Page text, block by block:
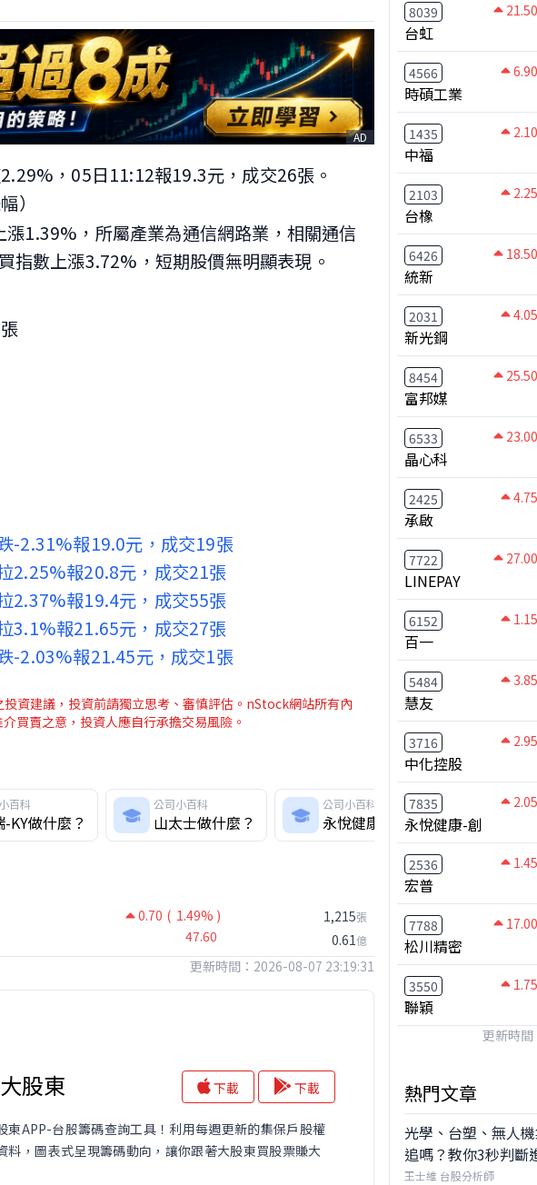
AD
，05日11:12報19.3元，成交26張。
）
漲1.39%，所屬產業為通信網路業，相關通信
指數上漲3.72%，短期股價無明顯表現。
-2.31%報19.0元，成交19張
2.25%報20.8元，成交21張
2.37%報19.4元，成交55張
3.1%報21.65元，成交27張
-2.03%報21.45元，成交1張
資建議，投資前請獨立思考、審慎評估。nStock網站所有內
買賣之意，投資人應自行承擔交易風險。
百科
-KY做什麼？
公司小百科
山太士做什麼？
公司小百科
永悅健康-創做什麼？
0.70 ( 1.49% )
47.60
1,215張
0.61億
更新時間：2026-08-07 23:19:31
股東
下載 下載
東APP-台股籌碼查詢工具！利用每週更新的集保戶股權
料，圖表式呈現籌碼動向，讓你跟著大股東買股票賺大
8039 21.50
台虹
4566 6.90
時碩工業
1435 2.10
中福
2103 2.25
台橡
6426 18.50
統新
2031 4.05
新光鋼
8454 25.50
富邦媒
6533 23.00
晶心科
2425 4.75
承啟
7722 27.00
LINEPAY
6152 1.15
百一
5484 3.85
慧友
3716 2.95
中化控股
7835 2.05
永悅健康-創
2536 1.45
宏普
7788 17.00
松川精密
3550 1.75
聯穎
更新時
熱門文章
光學、台塑、無人
追嗎？教你3秒判斷
王士維 台股分析師